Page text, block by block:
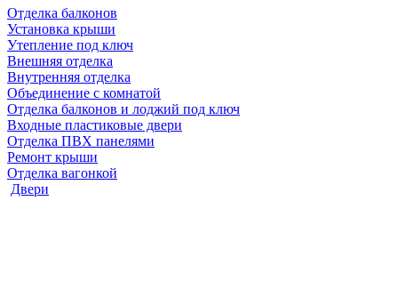
Отделка балконов
Установка крыши
Утепление под ключ
Внешняя отделка
Внутренняя отделка
Объединение с комнатой
Отделка балконов и лоджий под ключ
Входные пластиковые двери
Отделка ПВХ панелями
Ремонт крыши
Отделка вагонкой
Двери